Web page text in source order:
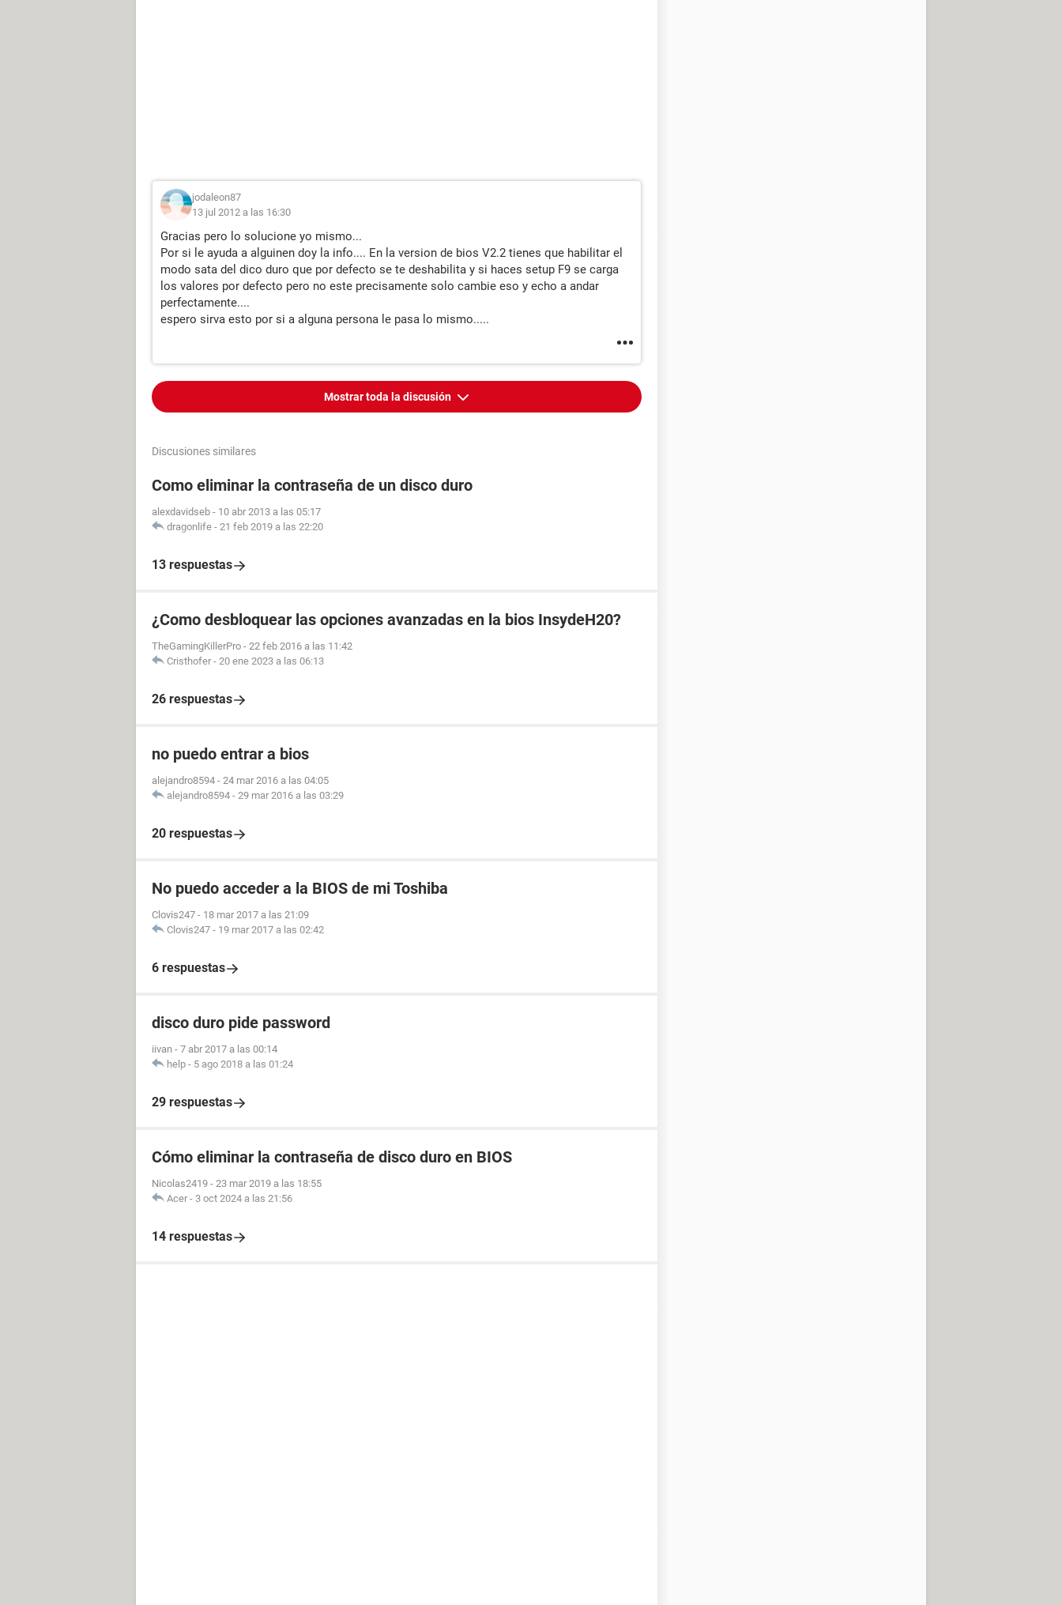
jodaleon87
13 jul 2012 a las 16:30
Gracias pero lo solucione yo mismo...
Por si le ayuda a alguinen doy la info.... En la version de bios V2.2 tienes que habilitar el
modo sata del dico duro que por defecto se te deshabilita y si haces setup F9 se carga
los valores por defecto pero no este precisamente solo cambie eso y echo a andar
perfectamente....
espero sirva esto por si a alguna persona le pasa lo mismo.....
Mostrar toda la discusión
Discusiones similares
Como eliminar la contraseña de un disco duro
alexdavidseb - 10 abr 2013 a las 05:17
dragonlife - 21 feb 2019 a las 22:20
13 respuestas
¿Como desbloquear las opciones avanzadas en la bios InsydeH20?
TheGamingKillerPro - 22 feb 2016 a las 11:42
Cristhofer - 20 ene 2023 a las 06:13
26 respuestas
no puedo entrar a bios
alejandro8594 - 24 mar 2016 a las 04:05
alejandro8594 - 29 mar 2016 a las 03:29
20 respuestas
No puedo acceder a la BIOS de mi Toshiba
Clovis247 - 18 mar 2017 a las 21:09
Clovis247 - 19 mar 2017 a las 02:42
6 respuestas
disco duro pide password
iivan - 7 abr 2017 a las 00:14
help - 5 ago 2018 a las 01:24
29 respuestas
Cómo eliminar la contraseña de disco duro en BIOS
Nicolas2419 - 23 mar 2019 a las 18:55
Acer - 3 oct 2024 a las 21:56
14 respuestas